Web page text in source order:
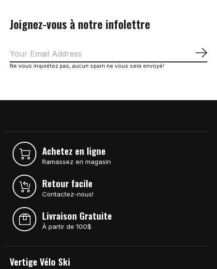
Joignez-vous à notre infolettre
Ne vous inquiétez pas, aucun spam ne vous sera envoyé!
Achetez en ligne
Ramassez en magasin
Retour facile
Contactez-nous!
Livraison Gratuite
À partir de 100$
Vertige Vélo Ski